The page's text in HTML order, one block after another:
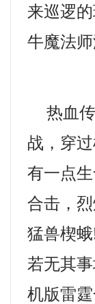
来巡逻
牛魔法
热血传
战，穿
有一点
合击，
猛兽楔
若无其
机版雷